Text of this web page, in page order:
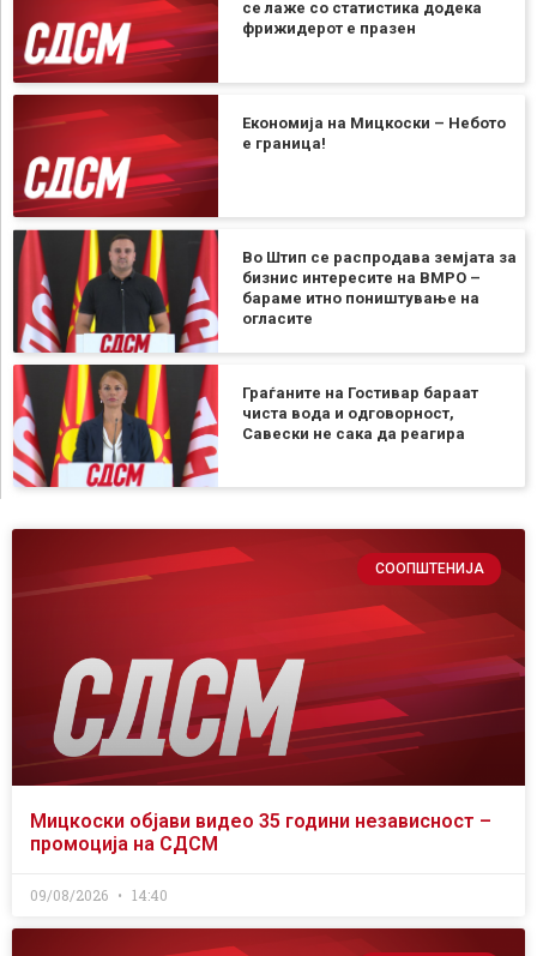
се лаже со статистика додека
фрижидерот е празен
Економија на Мицкоски – Небото
е граница!
Во Штип се распродава земјата за
бизнис интересите на ВМРО –
бараме итно поништување на
огласите
Граѓаните на Гостивар бараат
чиста вода и одговорност,
Савески не сака да реагира
СООПШТЕНИЈА
Мицкоски објави видео 35 години независност –
промоција на СДСМ
09/08/2026 14:40